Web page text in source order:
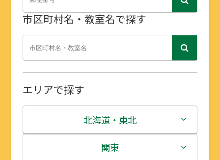
市区町村名・教室名で探す
エリアで探す
北海道・東北
北海道
関東